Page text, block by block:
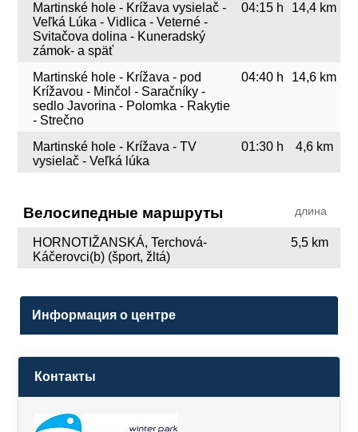
Martinské hole - Krížava vysielač -
Veľká Lúka - Vidlica - Veterné -
Svitačova dolina - Kuneradský
zámok- a späť
04:15 h 14,4 km
Martinské hole - Krížava - pod
Krížavou - Minčol - Saračníky -
sedlo Javorina - Polomka - Rakytie
- Strečno
04:40 h 14,6 km
Martinské hole - Krížava - TV
vysielač - Veľká lúka
01:30 h 4,6 km
Велосипедные маршруты длина
HORNOTIŽANSKÁ, Terchová-
Káčerovci(b) (šport, žltá)
5,5 km
Информация о центре
Контакты